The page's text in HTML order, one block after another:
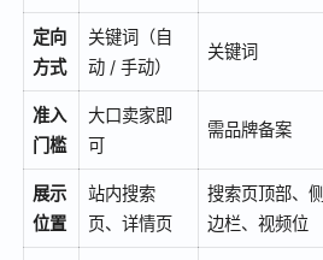
定向
方式
关键词（自
动 / 手动）
关键词
准入
门槛
大口卖家即
可
需品牌备案
展示
位置
站内搜索
页、详情页
搜索页顶部、侧
边栏、视频位